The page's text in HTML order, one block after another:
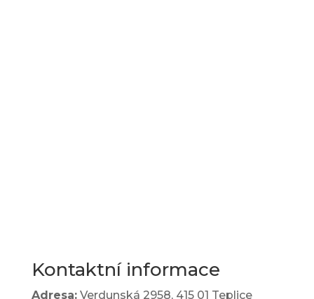
Kontaktní informace
Adresa: Verdunská 2958, 415 01 Teplice